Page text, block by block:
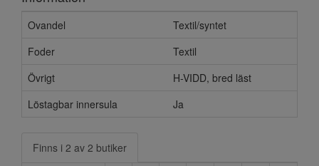
Ovandel
Textil/syntet
Foder
Textil
Övrigt
H-VIDD, bred läst
Löstagbar innersula
Ja
Finns i 2 av 2 butiker